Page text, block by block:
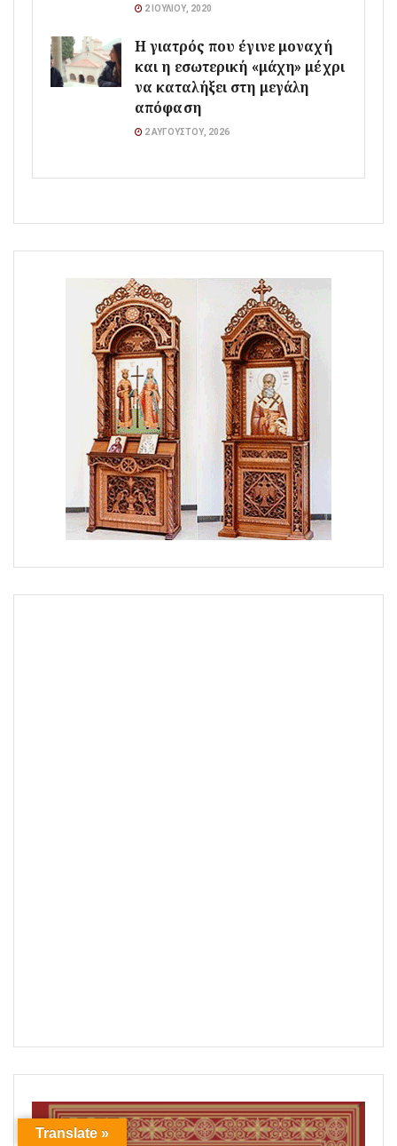
2 ΙΟΥΛΊΟΥ, 2020
Η γιατρός που έγινε μοναχή
και η εσωτερική «μάχη» μέχρι
να καταλήξει στη μεγάλη
απόφαση
2 ΑΥΓΟΎΣΤΟΥ, 2026
Translate »